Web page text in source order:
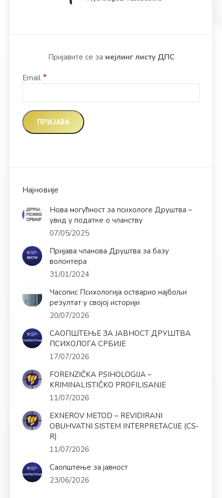
Пријавите се за мејлинг листу ДПС
Email *
Најновије
Нова могућност за психологе Друштва –
увид у податке о чланству
07/05/2025
Пријава чланова Друштва за базу
волонтера
31/01/2024
Часопис Психологија остварио најбољи
резултат у својој историји
20/07/2026
САОПШТЕЊЕ ЗА ЈАВНОСТ ДРУШТВА
ПСИХОЛОГА СРБИЈЕ
17/07/2026
FORENZIČKA PSIHOLOGIJA –
KRIMINALISTIČKO PROFILISANJE
11/07/2026
EXNEROV METOD – REVIDIRANI
OBUHVATNI SISTEM INTERPRETACIJE (CS-
R)
11/07/2026
Саопштење за јавност
23/06/2026